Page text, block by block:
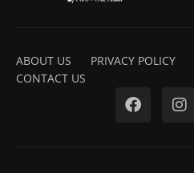
ABOUT US PRIVACY POLICY
CONTACT US